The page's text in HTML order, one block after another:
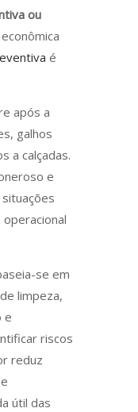
ou
é
após a
galhos
a calçadas.
e
se em
limpeza,
e
riscos
reduz
útil das